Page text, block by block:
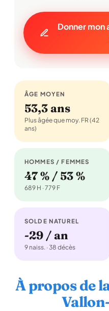
Donner mon
ÂGE MOYEN
53,3 ans
Plus âgée que moy. FR (42
ans)
HOMMES / FEMMES
47 % / 53 %
689 H · 779 F
SOLDE NATUREL
-29 / an
9 naiss. · 38 décès
À propos de